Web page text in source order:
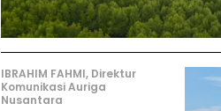
IBRAHIM FAHMI, Direktur
Komunikasi Auriga
Nusantara